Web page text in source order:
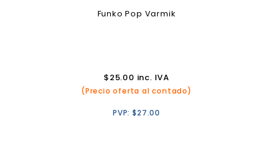
Funko Pop Varmik
$25.00 inc. IVA
(Precio oferta al contado)
PVP:$27.00